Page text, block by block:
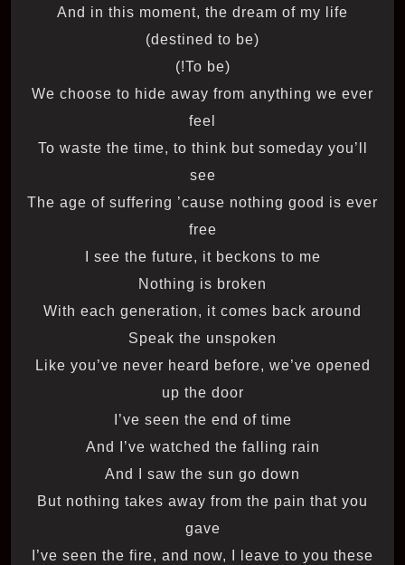
And in this moment, the dream of my life
(destined to be)
(To be!)
We choose to hide away from anything we ever
feel
To waste the time, to think but someday you’ll
see
The age of suffering ’cause nothing good is ever
free
I see the future, it beckons to me
Nothing is broken
With each generation, it comes back around
Speak the unspoken
Like you’ve never heard before, we’ve opened
up the door
I’ve seen the end of time
And I’ve watched the falling rain
And I saw the sun go down
But nothing takes away from the pain that you
gave
I’ve seen the fire, and now, I leave to you these